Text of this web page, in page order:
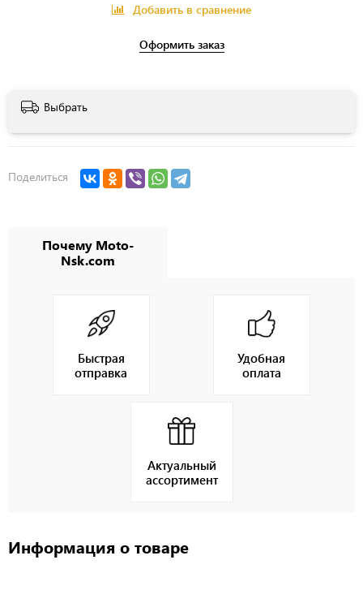
Добавить в сравнение
Оформить заказ
Выбрать
Поделиться
Почему Moto-
Nsk.com
Быстрая
отправка
Удобная
оплата
Актуальный
ассортимент
Информация о товаре